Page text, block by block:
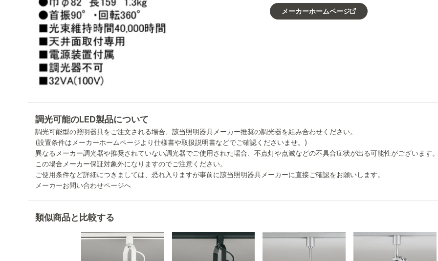
メーカーホームページ
調光可能のLED製品について
調光可能型の照明器具をご注文される場合、該当照明器具メーカー推奨の調光器を組み合わせください。
(設置条件はメーカーホームページより仕様書や取扱説明書などでご確認くださいませ。)
異なるメーカー調光器や推奨されていない調光器でご使用された場合、不点灯や点滅などの不具合症状が出る可能性がございます。
この場合メーカー保証対象外になりますのでご注意ください。
ご使用条件など詳細につきましては、恐れ入りますが事前に該当照明器具メーカーに直接ご確認をお願いします。
メーカーお問い合わせページへ
類似商品と比較する